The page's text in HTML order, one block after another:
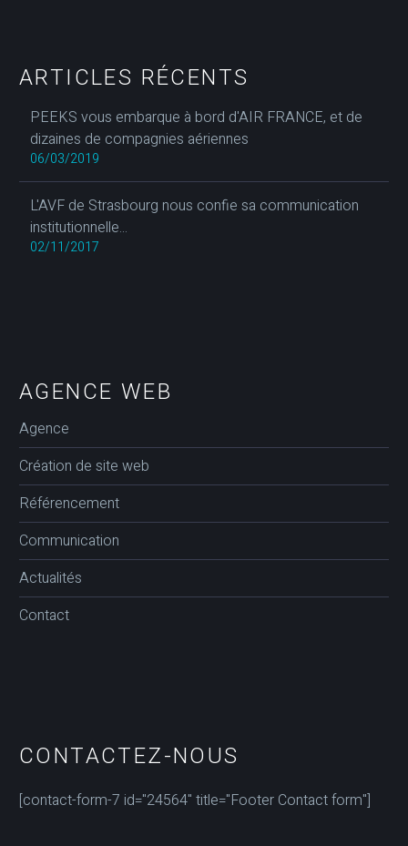
ARTICLES RÉCENTS
PEEKS vous embarque à bord d'AIR FRANCE, et de
dizaines de compagnies aériennes
06/03/2019
L'AVF de Strasbourg nous confie sa communication
institutionnelle...
02/11/2017
AGENCE WEB
Agence
Création de site web
Référencement
Communication
Actualités
Contact
CONTACTEZ-NOUS
[contact-form-7 id="24564" title="Footer Contact form"]